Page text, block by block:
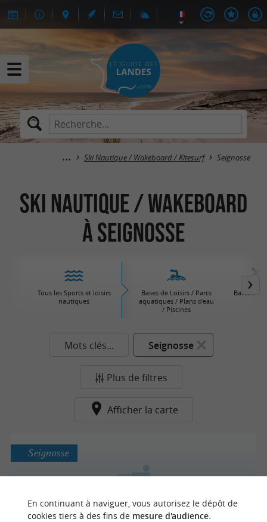
Ski Nautique / Wakeboard / Kitesurf Seignosse
Ski Nautique / Wakeboard
à Seignosse
Tous les Sports et loisirs
nautiques
Bases de Loisirs / Parcs
aquatiques / Plans d'eau
/ Piscines
Bateaux /
Mots clés... Seignosse
Plus de filtres
Afficher la carte
SUD LANDES KITE
Seignosse
En continuant à naviguer, vous autorisez le dépôt de
cookies tiers à des fins de mesure d'audience.